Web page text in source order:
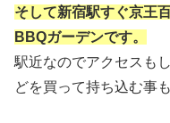
そして新宿駅すぐ京王
BBQガーデンです。
駅近なのでアクセスも
どを買って持ち込む事